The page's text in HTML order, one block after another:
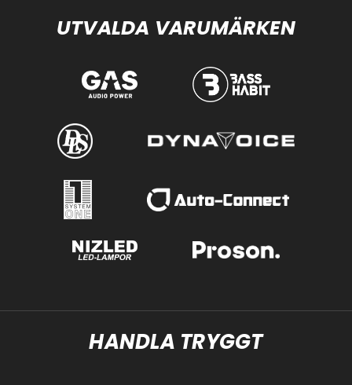
UTVALDA VARUMÄRKEN
HANDLA TRYGGT